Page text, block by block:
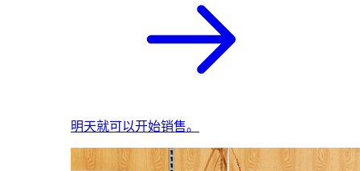
明天就可以开始销售。